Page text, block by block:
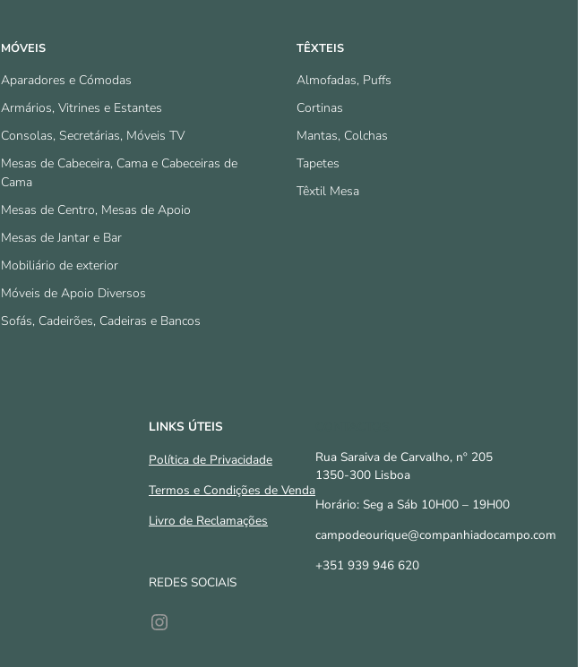
MÓVEIS
Aparadores e Cómodas
Armários, Vitrines e Estantes
Consolas, Secretárias, Móveis TV
Mesas de Cabeceira, Cama e Cabeceiras de
Cama
Mesas de Centro, Mesas de Apoio
Mesas de Jantar e Bar
Mobiliário de exterior
Móveis de Apoio Diversos
Sofás, Cadeirões, Cadeiras e Bancos
TÊXTEIS
Almofadas, Puffs
Cortinas
Mantas, Colchas
Tapetes
Têxtil Mesa
LINKS ÚTEIS
Política de Privacidade
Termos e Condições de Venda
Livro de Reclamações
REDES SOCIAIS
Instagram
Rua Saraiva de Carvalho, nº 205
1350-300 Lisboa
Horário: Seg a Sáb 10H00 – 19H00
campodeourique@companhiadocampo.com
+351 939 946 620